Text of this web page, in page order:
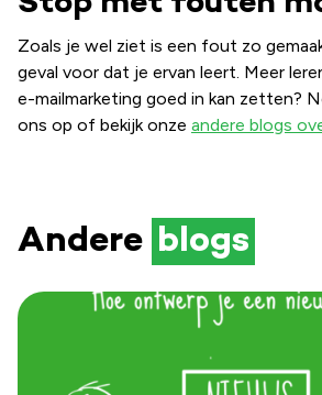
Zoals je wel ziet is een fout zo
geval voor dat je ervan leert. Meer
e-mailmarketing goed in kan zetten?
ons op of bekijk onze andere blogs
Andere blogs